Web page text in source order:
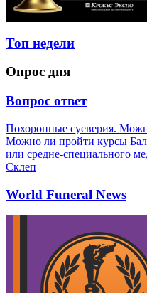
Топ недели
Опрос дня
Вопрос ответ
Похоронные суеверия.
Можно ли пройти курсы
или средне-специального
Склеп
World Funeral News